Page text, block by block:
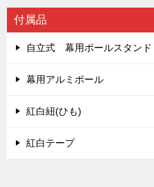
付属品
自立式 幕用ポールスタンド
幕用アルミポール
紅白紐(ひも)
紅白テープ